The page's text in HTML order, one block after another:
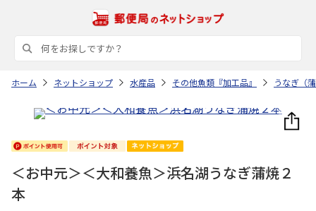
ホーム ネットショップ 水産品 その他魚類『加工品』 うなぎ（
＜お中元＞＜大和養魚＞浜名湖うなぎ蒲焼２
本